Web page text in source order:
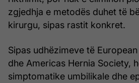
zgjedhja e metodës duhet të
kirurgu, sipas rastit konkret.
Sipas udhëzimeve të
dhe Americas Hernia Society,
simptomatike umbilikale dhe